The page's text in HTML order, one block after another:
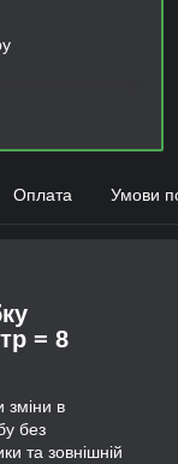
Оплата Умови
= 8
зміни в
без
та зовнішній